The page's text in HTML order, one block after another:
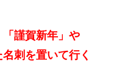
「謹賀新年」や
名刺を置いて行く